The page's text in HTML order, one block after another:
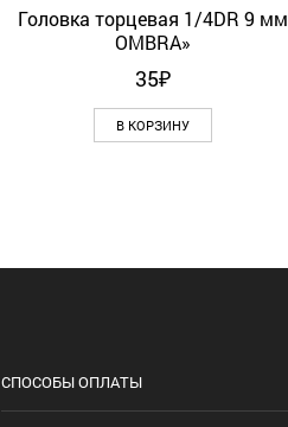
Головка торцевая 1/4DR 9 мм
OMBRA»
35₽
В КОРЗИНУ
СПОСОБЫ ОПЛАТЫ